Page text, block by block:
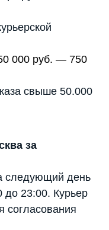
000 руб. — 750
свыше 50.000
за
следующий день
до 23:00. Курьер
согласования